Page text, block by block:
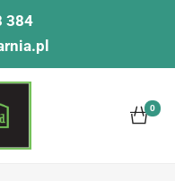
384
0